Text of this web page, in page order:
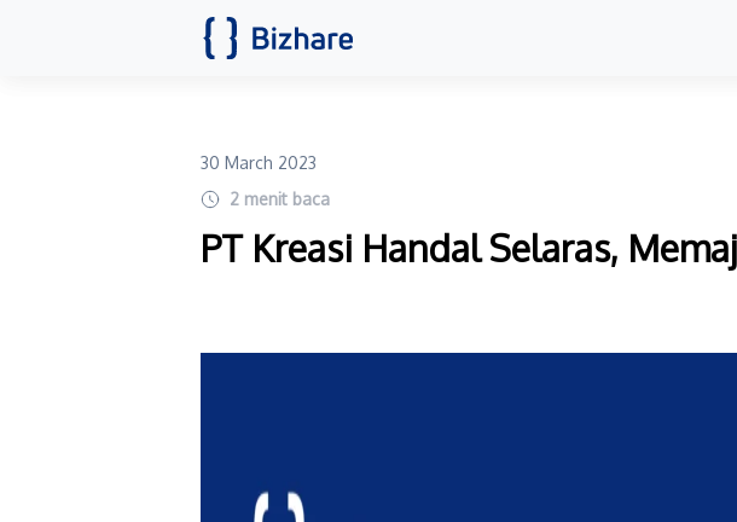
30 March 2023
2 menit baca
PT Kreasi Handal Selaras,